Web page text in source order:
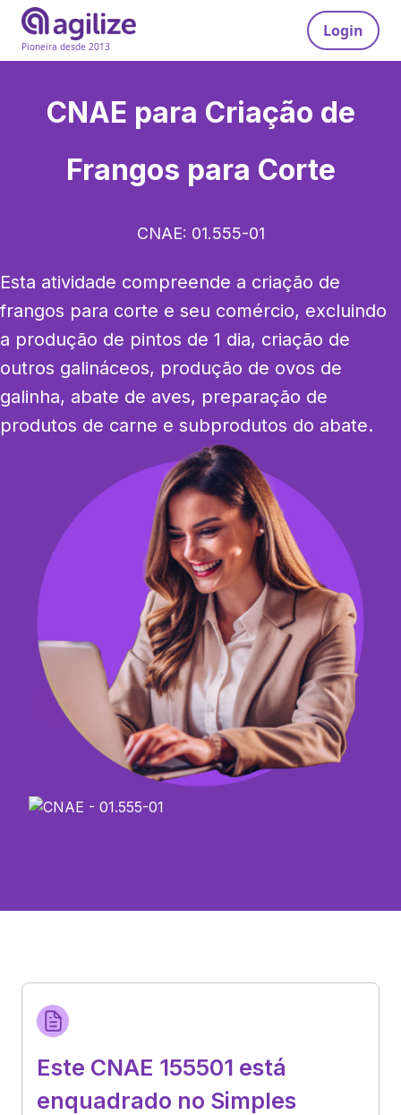
Pioneira desde 2013
Login
CNAE para Criação de
Frangos para Corte
CNAE: 01.555-01
Esta atividade compreende a criação de
frangos para corte e seu comércio, excluindo
a produção de pintos de 1 dia, criação de
outros galináceos, produção de ovos de
galinha, abate de aves, preparação de
produtos de carne e subprodutos do abate.
Este CNAE 155501 está
enquadrado no Simples